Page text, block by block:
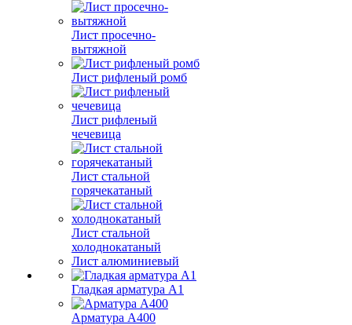
Лист просечно-
вытяжной
Лист рифленый ромб
Лист рифленый
чечевица
Лист стальной
горячекатаный
Лист стальной
холоднокатаный
Лист алюминиевый
Гладкая арматура А1
Арматура А400